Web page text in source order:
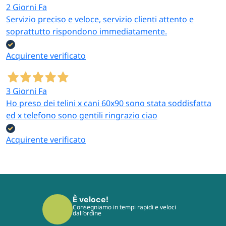
2 Giorni Fa
Servizio preciso e veloce, servizio clienti attento e
soprattutto rispondono immediatamente.
Acquirente verificato
3 Giorni Fa
Ho preso dei telini x cani 60x90 sono stata soddisfatta
ed x telefono sono gentili ringrazio ciao
Acquirente verificato
È sicuro!
I tuoi pagamenti sono protetti dai più
moderni protocolli